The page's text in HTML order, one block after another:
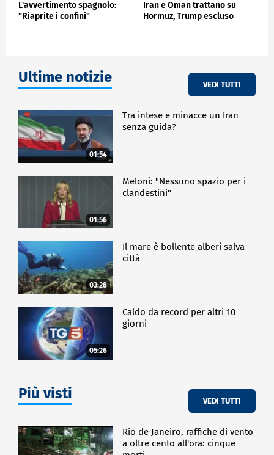
L'avvertimento spagnolo:
"Riaprite i confini"
Iran e Oman trattano su
Hormuz, Trump escluso
Ultime notizie VEDI TUTTI
01:54
Tra intese e minacce un Iran
senza guida?
01:56
Meloni: "Nessuno spazio per i
clandestini"
03:28
Il mare è bollente alberi salva
città
05:26
Caldo da record per altri 10
giorni
Più visti VEDI TUTTI
Rio de Janeiro, raffiche di vento
a oltre cento all'ora: cinque